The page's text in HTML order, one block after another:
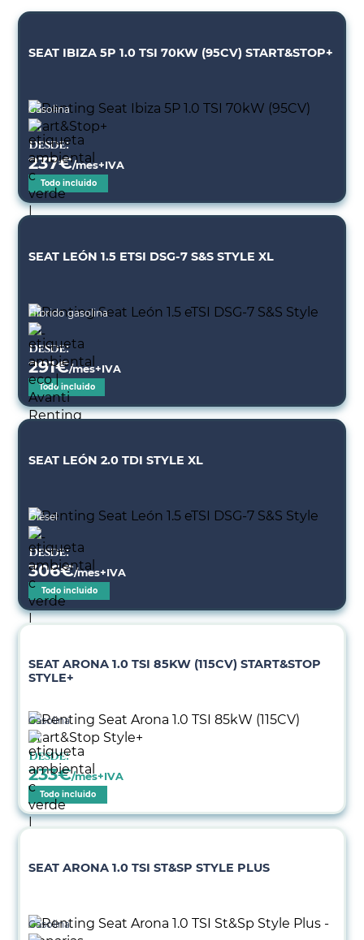
SEAT IBIZA 5P 1.0 TSI 70KW (95CV) START&STOP+
Gasolina
Desde:
237€/mes+IVA
Todo incluido
SEAT LEÓN 1.5 ETSI DSG-7 S&S STYLE XL
Híbrido gasolina
Desde:
291€/mes+IVA
Todo incluido
SEAT LEÓN 2.0 TDI STYLE XL
Diésel
Desde:
306€/mes+IVA
Todo incluido
SEAT ARONA 1.0 TSI 85KW (115CV) START&STOP
STYLE+
Gasolina
Desde:
233€/mes+IVA
Todo incluido
SEAT ARONA 1.0 TSI ST&SP STYLE PLUS
Gasolina